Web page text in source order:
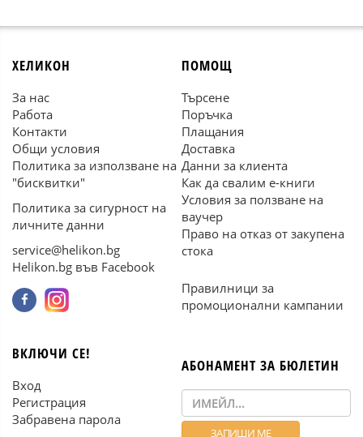
ХЕЛИКОН
За нас
Работа
Контакти
Общи условия
Политика за използване на
"бисквитки"
Политика за сигурност на
личните данни
service@helikon.bg
Helikon.bg във Facebook
ПОМОЩ
Търсене
Поръчка
Плащания
Доставка
Данни за клиента
Как да свалим е-книги
Условия за ползване на
ваучер
Право на отказ от закупена
стока
Правилници за
промоционални кампании
ВКЛЮЧИ СЕ!
Вход
Регистрация
Забравена парола
АБОНАМЕНТ ЗА БЮЛЕТИН